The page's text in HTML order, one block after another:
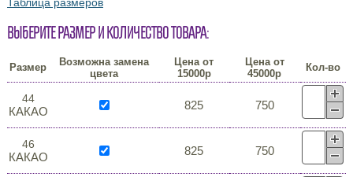
Таблица размеров
Выберите размер и количество товара:
Размер
Возможна замена
цвета
Цена от
15000р
Цена от
45000р
Кол-во
44
КАКАО 825 750
46
КАКАО 825 750